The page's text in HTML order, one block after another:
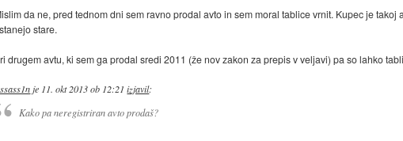
da ne, pred tednom dni sem ravno prodal avto in sem moral tablice vrnit. Kupec je
stare.
drugem avtu, ki sem ga prodal sredi 2011 (že nov zakon za prepis v veljavi) pa so lahko
je 11. okt 2013 ob 12:21 izjavil:
Kako pa neregistriran avto prodaš?